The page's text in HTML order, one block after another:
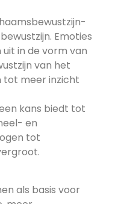
Emoties
in de vorm van
van het
tot meer inzicht
kans biedt tot
en
tot
als basis voor